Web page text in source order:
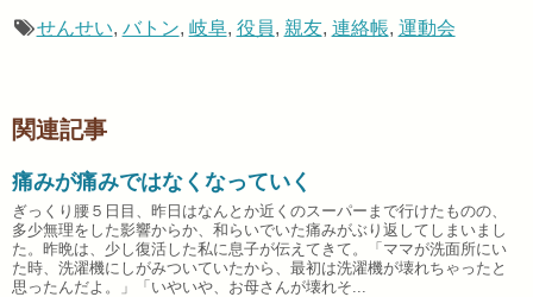
せんせい, バトン, 岐阜, 役員, 親友, 連絡帳, 運動会
関連記事
痛みが痛みではなくなっていく
ぎっくり腰５日目、昨日はなんとか近くのスーパーまで行けたものの、
多少無理をした影響からか、和らいでいた痛みがぶり返してしまいまし
た。昨晩は、少し復活した私に息子が伝えてきて。「ママが洗面所にい
た時、洗濯機にしがみついていたから、最初は洗濯機が壊れちゃったと
思ったんだよ。」「いやいや、お母さんが壊れそ...